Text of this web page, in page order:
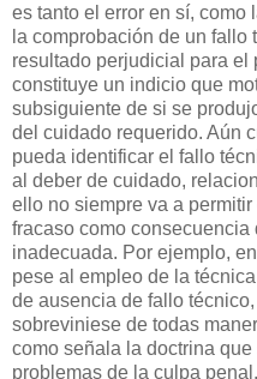
es tanto el error en sí, como
la comprobación de un
resultado perjudicial para el
constituye un indicio que
subsiguiente de si se
del cuidado requerido. Aún
pueda identificar el fallo
al deber de cuidado,
ello no siempre va a
fracaso como
inadecuada. Por ejemplo,
pese al empleo de la
de ausencia de fallo
sobreviniese de todas
como señala la doctrina
problemas de la culpa